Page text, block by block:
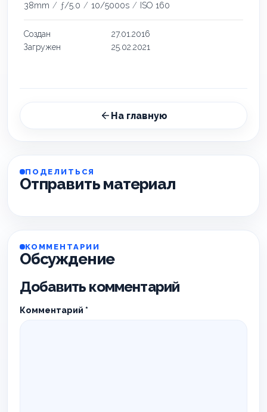
38mm / ƒ/5.0 / 10/5000s / ISO 160
Создан
27.01.2016
Загружен
25.02.2021
На главную
ПОДЕЛИТЬСЯ
Отправить материал
КОММЕНТАРИИ
Обсуждение
Добавить комментарий
Комментарий *